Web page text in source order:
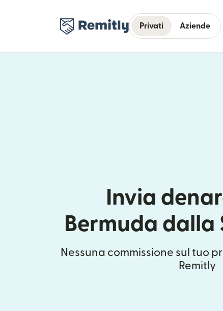
Privati Aziende
Invia
Bermuda dalla
Nessuna commissione sul tuo
Remitly